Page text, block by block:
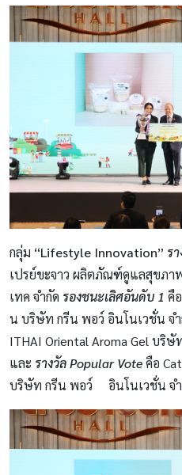
กลุ่ม “Lifestyle Innovation” ร
เปรย์ขะจาว ผลิตภัณฑ์ดูแลสุขภา
เทค จำกัด รองชนะเลิศอันดับ 1 คื
น บริษัท กรีน พอว์ อินโนเวชั่น จ
ITHAI Oriental Aroma Gel บริ
และ รางวัลPopular Voteคือ
บริษัท กรีน พอว์ อินโนเวชั่น จ